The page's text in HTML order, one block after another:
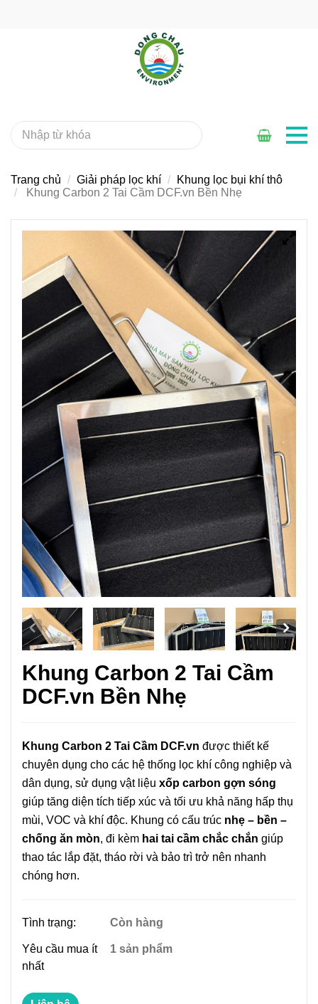
Khung Carbon 2 Tai Cầm
DCF.vn Bền Nhẹ
Khung Carbon 2 Tai Cầm DCF.vn được thiết kế
chuyên dụng cho các hệ thống lọc khí công nghiệp và
dân dụng, sử dụng vật liệu xốp carbon gợn sóng
giúp tăng diện tích tiếp xúc và tối ưu khả năng hấp thụ
mùi, VOC và khí độc. Khung có cấu trúc nhẹ – bền –
chống ăn mòn, đi kèm hai tai cầm chắc chắn giúp
thao tác lắp đặt, tháo rời và bảo trì trở nên nhanh
chóng hơn.
Tình trạng: Còn hàng
Yêu cầu mua ít
nhất
1 sản phẩm
Trang chủ Giải pháp lọc khí
Khung lọc bụi khí thô
Khung Carbon 2 Tai Cầm DCF.vn Bền Nhẹ